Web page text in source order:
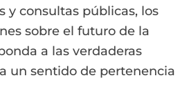
y consultas públicas, los
sobre el futuro de la
a las verdaderas
un sentido de pertenencia